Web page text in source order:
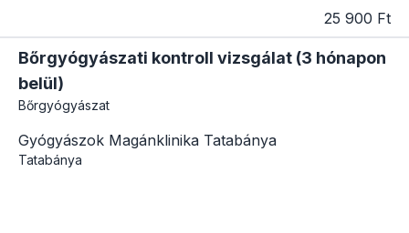
25 900 Ft
Bőrgyógyászati kontroll vizsgálat (3 hónapon
belül)
Bőrgyógyászat
Gyógyászok Magánklinika Tatabánya
Tatabánya